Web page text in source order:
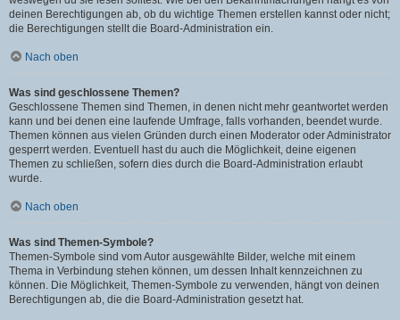
deinen Berechtigungen ab, ob du wichtige Themen erstellen kannst oder nicht;
die Berechtigungen stellt die Board-Administration ein.
Nach oben
Was sind geschlossene Themen?
Geschlossene Themen sind Themen, in denen nicht mehr geantwortet werden
kann und bei denen eine laufende Umfrage, falls vorhanden, beendet wurde.
Themen können aus vielen Gründen durch einen Moderator oder Administrator
gesperrt werden. Eventuell hast du auch die Möglichkeit, deine eigenen
Themen zu schließen, sofern dies durch die Board-Administration erlaubt
wurde.
Nach oben
Was sind Themen-Symbole?
Themen-Symbole sind vom Autor ausgewählte Bilder, welche mit einem
Thema in Verbindung stehen können, um dessen Inhalt kennzeichnen zu
können. Die Möglichkeit, Themen-Symbole zu verwenden, hängt von deinen
Berechtigungen ab, die die Board-Administration gesetzt hat.